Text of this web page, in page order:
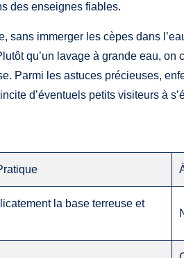
des enseignes fiables.
sans immerger les cèpes dans
qu’un lavage à grande eau,
Parmi les astuces précieuses,
d’éventuels petits visiteurs à
la base terreuse et